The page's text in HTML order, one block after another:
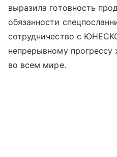
выразила готовность
обязанности
сотрудничество с
непрерывному прогрессу
во всем мире.